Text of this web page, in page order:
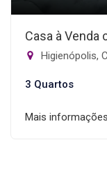
Casa à Venda
Higienópolis,
3 Quartos
Mais informações